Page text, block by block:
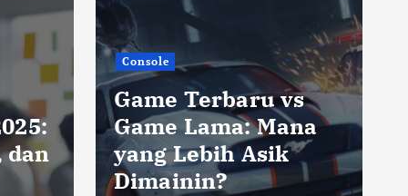
dan
Console
Game Terbaru vs
Game Lama: Mana
yang Lebih Asik
Dimainin?